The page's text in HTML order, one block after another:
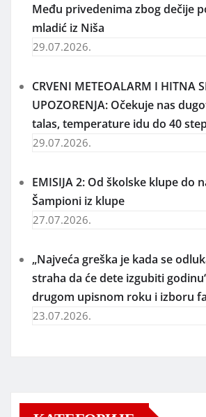
Među privedenima zbog dečije
mladić iz Niša
29.07.2026.
CRVENI METEOALARM I HITNA
UPOZORENJA: Očekuje nas
talas, temperature idu do 40
29.07.2026.
EMISIJA 2: Od školske klupe do
Šampioni iz klupe
27.07.2026.
„Najveća greška je kada se
straha da će dete izgubiti
drugom upisnom roku i izboru
23.07.2026.